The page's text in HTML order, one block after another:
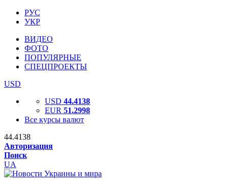
РУС
УКР
ВИДЕО
ФОТО
ПОПУЛЯРНЫЕ
СПЕЦПРОЕКТЫ
USD
USD 44.4138
EUR 51.2998
Все курсы валют
44.4138
Авторизация
Поиск
UA